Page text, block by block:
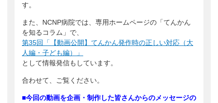
す。
また、NCNP病院では、専用ホームページの「てんかん
を知るコラム」で、
第35回「【動画公開】てんかん発作時の正しい対応（大
人編・子ども編）」
として情報発信もしています。
合わせて、ご覧ください。
■今回の動画を企画・制作した皆さんからのメッセージの